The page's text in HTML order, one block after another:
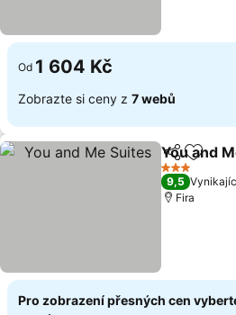
Od 1 604 Kč
Zobrazte si ceny z 7 webů
Sdílet
You and
3 Počet
9,5
Fira
Pro zobrazení přesných cen